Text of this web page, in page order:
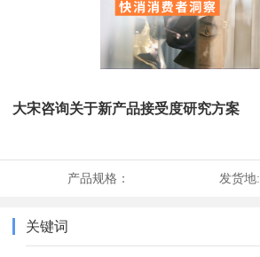
大宋咨询关于新产品接受度研究方案
产品规格： 发货地:
关键词